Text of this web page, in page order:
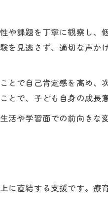
選択の基準
境を選ぶための工夫
で実感する子どもの変化
課題を丁寧に観察し
見逃さず、適切な声か
で自己肯定感を高め、
で、子ども自身の成長
活や学習面での前向きな
直結する支援です。療